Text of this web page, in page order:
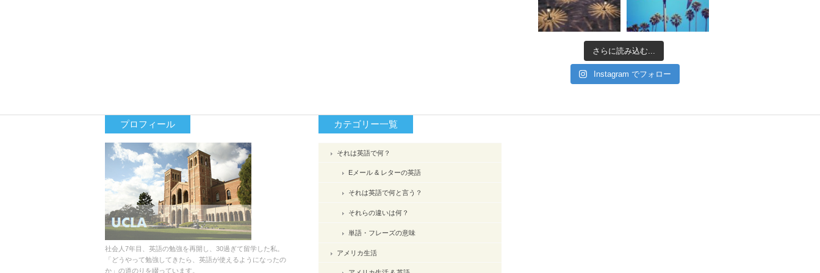
さらに読み込む...
Instagram でフォロー
プロフィール
社会人7年目、英語の勉強を再開し、30過ぎて留学した私。
「どうやって勉強してきたら、英語が使えるようになったの
か」の道のりを綴っています。
カテゴリー一覧
それは英語で何？
Eメール & レターの英語
それは英語で何と言う？
それらの違いは何？
単語・フレーズの意味
アメリカ生活